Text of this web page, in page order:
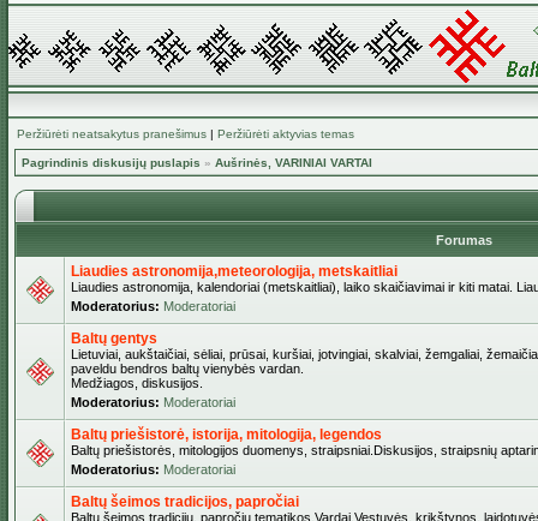
Peržiūrėti neatsakytus pranešimus | Peržiūrėti aktyvias temas
Pagrindinis diskusijų puslapis » Aušrinės, VARINIAI VARTAI
Forumas
Liaudies astronomija,meteorologija, metskaitliai
Liaudies astronomija, kalendoriai (metskaitliai), laiko skaičiavimai ir kiti matai.
Moderatorius: Moderatoriai
Baltų gentys
Lietuviai, aukštaičiai, sėliai, prūsai, kuršiai, jotvingiai, skalviai, žemgaliai,
paveldu bendros baltų vienybės vardan.
Medžiagos, diskusijos.
Moderatorius: Moderatoriai
Baltų priešistorė, istorija, mitologija, legendos
Baltų priešistorės, mitologijos duomenys, straipsniai.Diskusijos, straipsnių
Moderatorius: Moderatoriai
Baltų šeimos tradicijos, papročiai
Baltų šeimos tradicijų, papročių tematikos.Vardai.Vestuvės, krikštynos,